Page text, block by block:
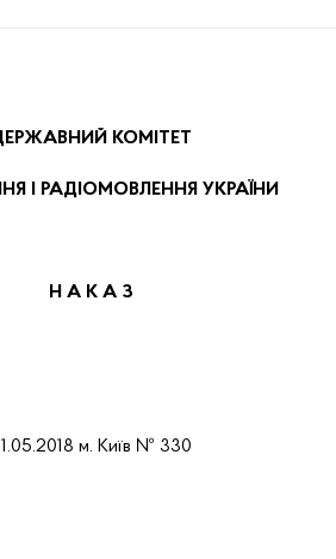
КОМІТЕТ
І РАДІОМОВЛЕННЯ УКРАЇНИ
Н А К А З
.05.2018 м. Київ № 330